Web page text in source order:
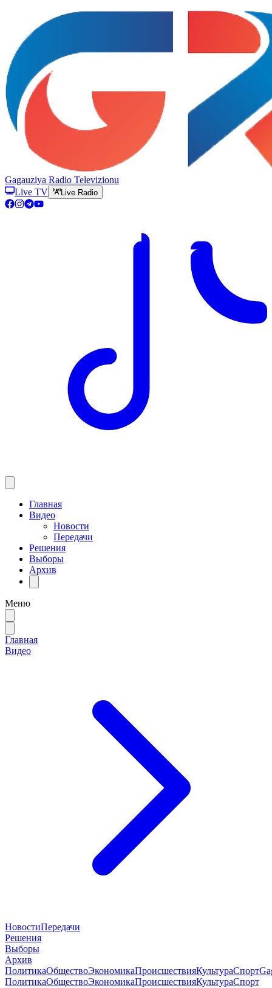
Gagauziya Radio Televizionu
Live TV
Live Radio
Главная
Видео
Новости
Передачи
Решения
Выборы
Архив
Меню
Главная
Видео
НовостиПередачи
Решения
Выборы
Архив
ПолитикаОбществоЭкономикаПроисшествияКультураСпорт
ПолитикаОбществоЭкономикаПроисшествияКультураСпорт